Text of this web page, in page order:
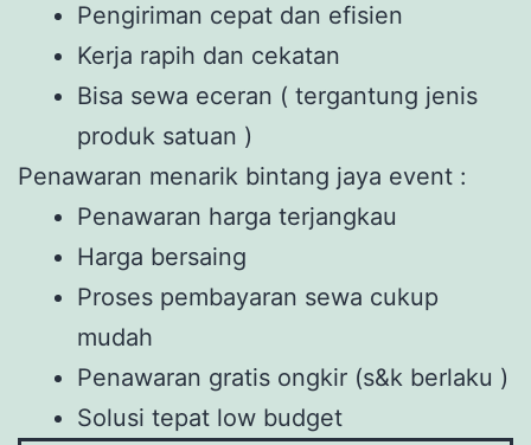
Pengiriman cepat dan efisien
Kerja rapih dan cekatan
Bisa sewa eceran ( tergantung jenis
produk satuan )
Penawaran menarik bintang jaya event :
Penawaran harga terjangkau
Harga bersaing
Proses pembayaran sewa cukup
mudah
Penawaran gratis ongkir (s&k berlaku )
Solusi tepat low budget